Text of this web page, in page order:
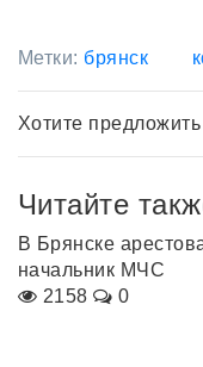
Метки: брянск
Хотите
Читайте
В Брянске
начальник МЧС
2158
0